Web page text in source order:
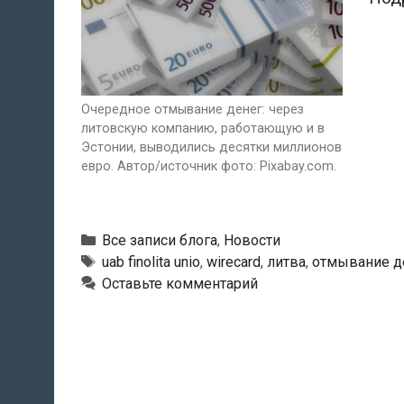
Очередное отмывание денег: через
литовскую компанию, работающую и в
Эстонии, выводились десятки миллионов
евро. Автор/источник фото: Pixabay.com.
Рубрики
Все записи блога, Новости
Тэги
uab finolita unio, wirecard, литва, отмывание
Оставьте комментарий